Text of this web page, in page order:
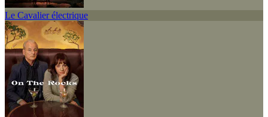
Le Cavalier électrique